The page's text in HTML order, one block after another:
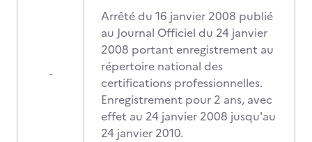
-
Arrêté du 16 janvier 2008 publié
au Journal Officiel du 24 janvier
2008 portant enregistrement au
répertoire national des
certifications professionnelles.
Enregistrement pour 2 ans, avec
effet au 24 janvier 2008 jusqu'au
24 janvier 2010.